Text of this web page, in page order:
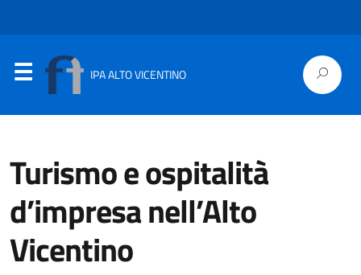
IPA ALTO VICENTINO
Turismo e ospitalità
d’impresa nell’Alto
Vicentino